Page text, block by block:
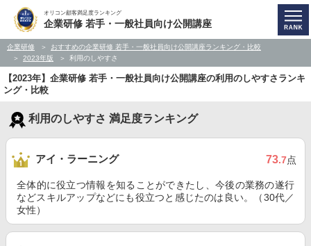
オリコン顧客満足度ランキング
企業研修 若手・一般社員向け公開講座
企業研修
おすすめの企業研修 若手・一般社員向け公開講座ランキング・比較
2023年版
利用のしやすさ
【2023年】企業研修 若手・一般社員向け公開講座の利用のしやすさランキ
ング・比較
利用のしやすさ 満足度ランキング
アイ・ラーニング 73.7点
全体的に役立つ情報を知ることができたし、今後の業務の遂行
などスキルアップなどにも役立つと感じたのは良い。（30代／
女性）